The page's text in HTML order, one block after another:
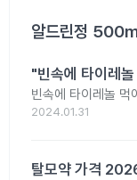
알드린정
"빈속에 타이레
빈속에 타이레놀 먹
2024.01.31
탈모약 가격